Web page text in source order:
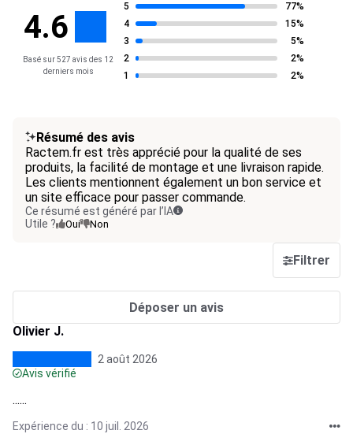
4.6
Basé sur 527 avis des 12
derniers mois
5
77%
4
15%
3
5%
2
2%
1
2%
Résumé des avis
Ractem.fr est très apprécié pour la qualité de ses
produits, la facilité de montage et une livraison rapide.
Les clients mentionnent également un bon service et
un site efficace pour passer commande.
Ce résumé est généré par l’IA
Utile ?
Oui Non
Filtrer
Déposer un avis
Olivier J.
2 août 2026
Avis vérifié
......
Expérience du : 10 juil. 2026